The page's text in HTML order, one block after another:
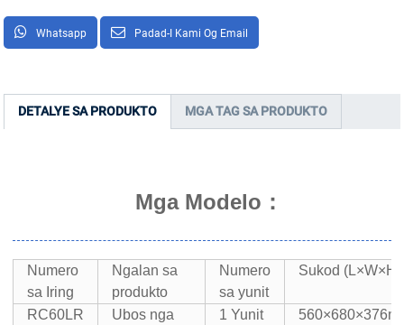
Whatsapp Padad-I Kami Og Email
DETALYE SA PRODUKTO MGA TAG SA PRODUKTO
Mga Modelo：
Numero
sa Iring
Ngalan sa
produkto
Numero
sa yunit
Sukod (L×W×H)
RC60LR
Ubos nga
1 Yunit